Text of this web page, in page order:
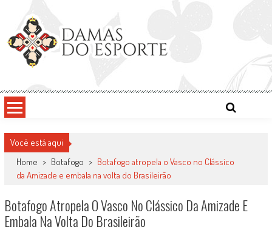
content
Damas do Esporte
Você está aqui
Home > Botafogo > Botafogo atropela o Vasco no Clássico
da Amizade e embala na volta do Brasileirão
Botafogo Atropela O Vasco No Clássico Da Amizade E
Embala Na Volta Do Brasileirão